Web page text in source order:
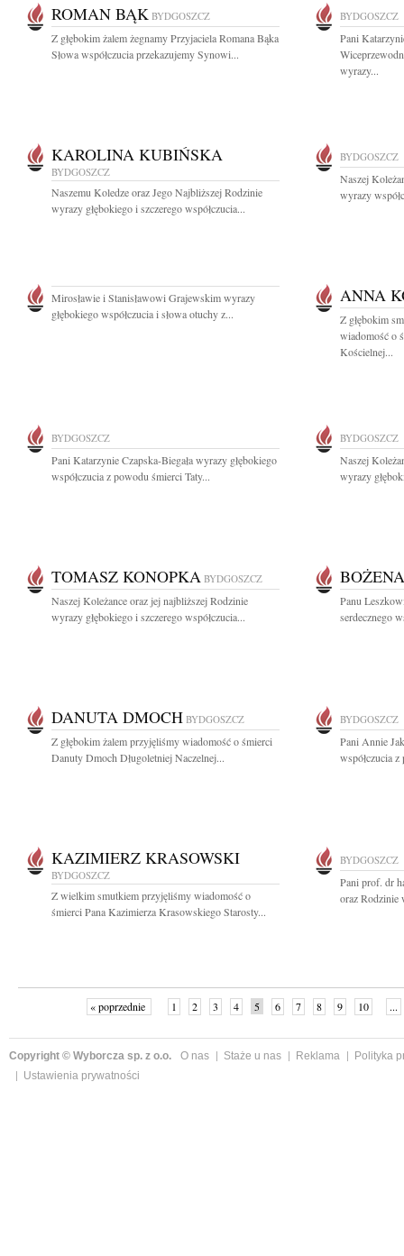
ROMAN BĄK BYDGOSZCZ
Z głębokim żalem żegnamy Przyjaciela Romana Bąka
Słowa współczucia przekazujemy Synowi...
BYDGOSZCZ
Pani
wyrazy...
KAROLINA KUBIŃSKA
BYDGOSZCZ
Naszemu Koledze oraz Jego Najbliższej Rodzinie
wyrazy głębokiego i szczerego współczucia...
BYDGOSZCZ
Naszej
wyrazy
Mirosławie i Stanisławowi Grajewskim wyrazy
głębokiego współczucia i słowa otuchy z...
ANNA
Z głębokim
wiadomość o
Kościelnej...
BYDGOSZCZ
Pani Katarzynie Czapska-Biegała wyrazy głębokiego
współczucia z powodu śmierci Taty...
BYDGOSZCZ
Naszej
wyrazy
TOMASZ KONOPKA BYDGOSZCZ
Naszej Koleżance oraz jej najbliższej Rodzinie
wyrazy głębokiego i szczerego współczucia...
Panu
serdecznego
DANUTA DMOCH BYDGOSZCZ
Z głębokim żalem przyjęliśmy wiadomość o śmierci
Danuty Dmoch Długoletniej Naczelnej...
BYDGOSZCZ
Pani Annie
współczucia
KAZIMIERZ KRASOWSKI
BYDGOSZCZ
Z wielkim smutkiem przyjęliśmy wiadomość o
śmierci Pana Kazimierza Krasowskiego Starosty...
BYDGOSZCZ
Pani prof. dr
oraz Rodzinie
« poprzednie 1 2 3 4 5 6 7 8 9 10 ...
Copyright © Wyborcza sp. z o.o. O nas Staże u nas Reklama
Polityka
Ustawienia prywatności